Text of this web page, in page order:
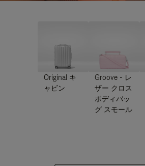
Original キ
ャビン
Groove - レ
ザー クロス
ボディバッ
グ スモール